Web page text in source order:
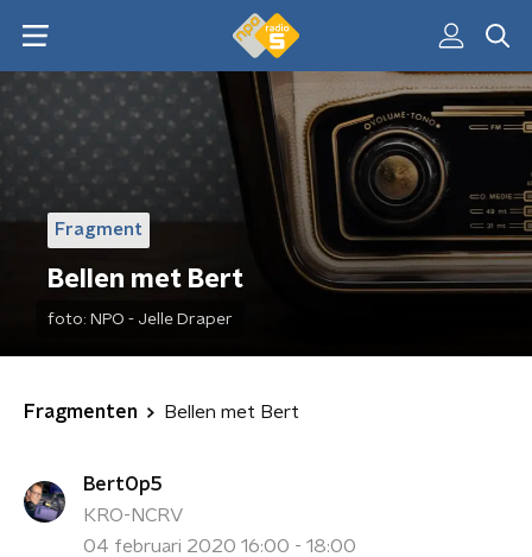
Fragment
Bellen met Bert
foto: NPO - Jelle Draper
Fragmenten Bellen met Bert
BertOp5
KRO-NCRV
04 februari 2020 16:00 - 18:00